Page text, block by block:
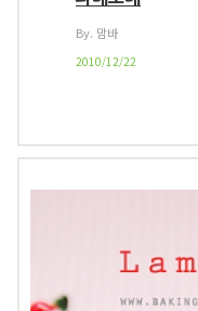
By. 맘바
2010/12/22